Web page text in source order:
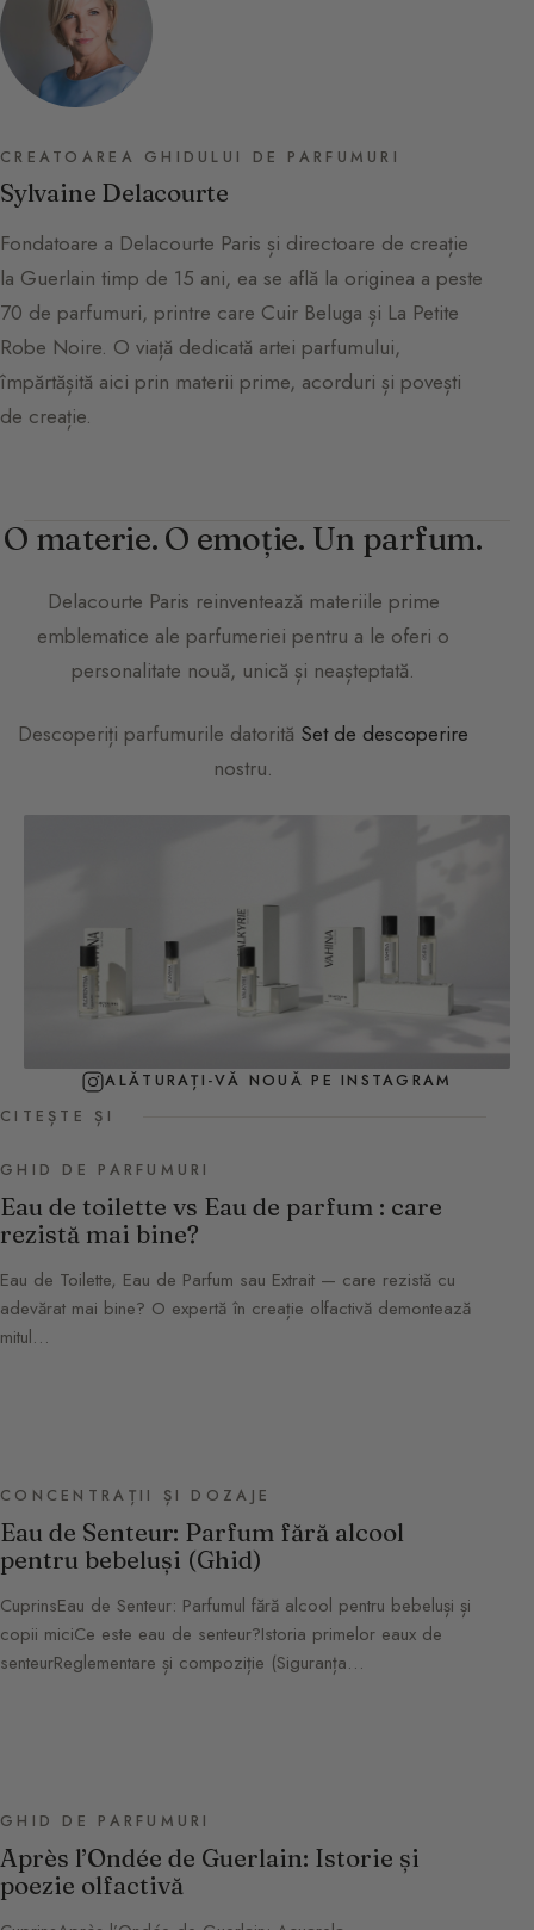
CREATOAREA GHIDULUI DE PARFUMURI
Sylvaine Delacourte
Fondatoare a Delacourte Paris și directoare de creație
la Guerlain timp de 15 ani, ea se află la originea a peste
70 de parfumuri, printre care Cuir Beluga și La Petite
Robe Noire. O viață dedicată artei parfumului,
împărtășită aici prin materii prime, acorduri și povești
de creație.
O materie. O emoție. Un parfum.
Delacourte Paris reinventează materiile prime
emblematice ale parfumeriei pentru a le oferi o
personalitate nouă, unică și neașteptată.
Descoperiți parfumurile datorită Set de descoperire
nostru.
ALĂTURAȚI-VĂ NOUĂ PE INSTAGRAM
CITEȘTE ȘI
GHID DE PARFUMURI
Eau de toilette vs Eau de parfum : care
rezistă mai bine?
Eau de Toilette, Eau de Parfum sau Extrait — care rezistă cu
adevărat mai bine? O expertă în creație olfactivă demontează
mitul…
CONCENTRAȚII ȘI DOZAJE
Eau de Senteur: Parfum fără alcool
pentru bebeluși (Ghid)
CuprinsEau de Senteur: Parfumul fără alcool pentru bebeluși și
copii miciCe este eau de senteur?Istoria primelor eaux de
senteurReglementare și compoziție (Siguranța…
GHID DE PARFUMURI
Après l’Ondée de Guerlain: Istorie și
poezie olfactivă